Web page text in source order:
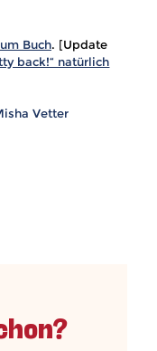
Buch. [Update
back!“ natürlich
Vetter